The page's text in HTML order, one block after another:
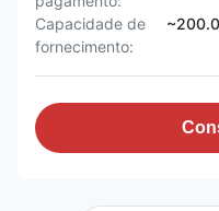
Capacidade de
fornecimento: